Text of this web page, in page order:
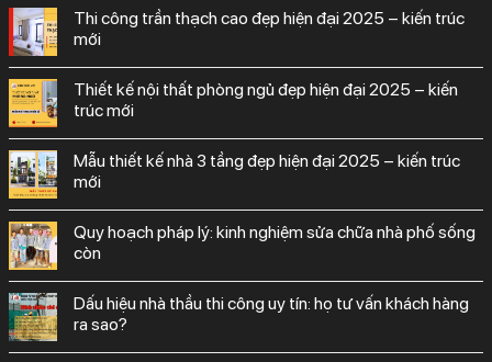
thi công trần thạch cao đẹp hiện đại 2025 – kiến trúc
mới
thiết kế nội thất phòng ngủ đẹp hiện đại 2025 – kiến
trúc mới
mẫu thiết kế nhà 3 tầng đẹp hiện đại 2025 – kiến trúc
mới
quy hoạch pháp lý: kinh nghiệm sửa chữa nhà phố sống
còn
dấu hiệu nhà thầu thi công uy tín: họ tư vấn khách hàng
ra sao?